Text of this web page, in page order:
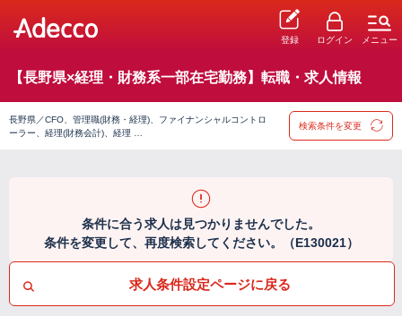
登録 ログイン メニュー
【長野県×経理・財務系一部在宅勤務】転職・求人情報
長野県／CFO、管理職(財務・経理)、ファイナンシャルコントロ
ーラー、経理(財務会計)、経理 …
検索条件を変更
条件に合う求人は見つかりませんでした。
条件を変更して、再度検索してください。（E130021）
求人条件設定ページに戻る